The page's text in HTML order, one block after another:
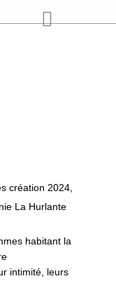
création 2024,
La Hurlante
habitant la
intimité, leurs